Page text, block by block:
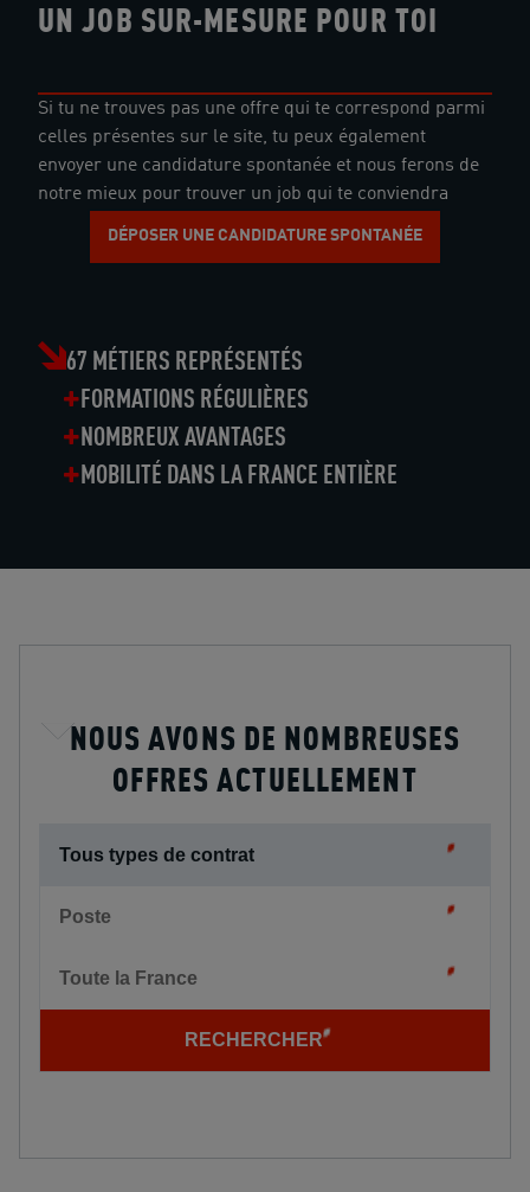
UN JOB SUR-MESURE POUR TOI
Si tu ne trouves pas une offre qui te correspond parmi
celles présentes sur le site, tu peux également
envoyer une candidature spontanée et nous ferons de
notre mieux pour trouver un job qui te conviendra
DÉPOSER UNE CANDIDATURE SPONTANÉE
67 MÉTIERS REPRÉSENTÉS
FORMATIONS RÉGULIÈRES
NOMBREUX AVANTAGES
MOBILITÉ DANS LA FRANCE ENTIÈRE
NOUS AVONS DE NOMBREUSES
OFFRES ACTUELLEMENT
Tous types de contrat
Poste
Toute la France
RECHERCHER